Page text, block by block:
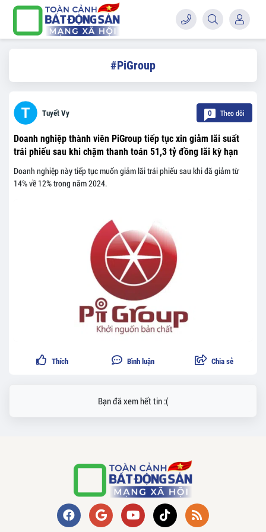
#PiGroup
Tuyết Vy 0 Theo dõi
Doanh nghiệp thành viên PiGroup tiếp tục xin giảm lãi suất
trái phiếu sau khi chậm thanh toán 51,3 tỷ đồng lãi kỳ hạn
Doanh nghiệp này tiếp tục muốn giảm lãi trái phiếu sau khi đã giảm từ
14% về 12% trong năm 2024.
Thích Bình luận Chia sẻ
Bạn đã xem hết tin :(